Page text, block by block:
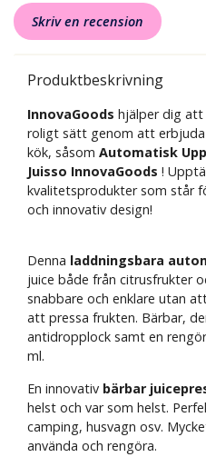
Skriv en recension
Produktbeskrivning
InnovaGoods hjälper dig
roligt sätt genom att
kök, såsom Automatisk
Juisso InnovaGoods !
kvalitetsprodukter som står
och innovativ design!
Denna laddningsbara
juice både från citrusfrukter
snabbare och enklare utan
att pressa frukten. Bärbar,
antidropplock samt en
ml.
En innovativ bärbar
helst och var som helst.
camping, husvagn osv.
använda och rengöra.